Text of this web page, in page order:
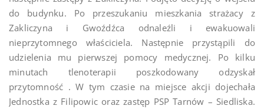
do budynku. Po przeszukaniu mieszkania strażacy z
Zakliczyna i Gwoźdźca odnaleźli i ewakuowali
nieprzytomnego właściciela. Następnie przystąpili do
udzielenia mu pierwszej pomocy medycznej. Po kilku
minutach tlenoterapii poszkodowany odzyskał
przytomność . W tym czasie na miejsce akcji dojechała
Jednostka z Filipowic oraz zastęp PSP Tarnów – Siedliska.